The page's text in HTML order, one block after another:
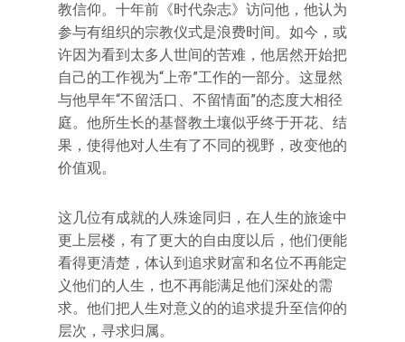
教信仰。十年前《时代杂志》访问他，他认为
参与有组织的宗教仪式是浪费时间。如今，或
许因为看到太多人世间的苦难，他居然开始把
自己的工作视为“上帝”工作的一部分。这显然
与他早年“不留活口、不留情面”的态度大相径
庭。他所生长的基督教土壤似乎终于开花、结
果，使得他对人生有了不同的视野，改变他的
价值观。
这几位有成就的人殊途同归，在人生的旅途中
更上层楼，有了更大的自由度以后，他们便能
看得更清楚，体认到追求财富和名位不再能定
义他们的人生，也不再能满足他们深处的需
求。他们把人生对意义的的追求提升至信仰的
层次，寻求归属。